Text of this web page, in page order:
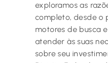
exploramos as
completo, desde o
motores de busca
atender às suas
sobre seu